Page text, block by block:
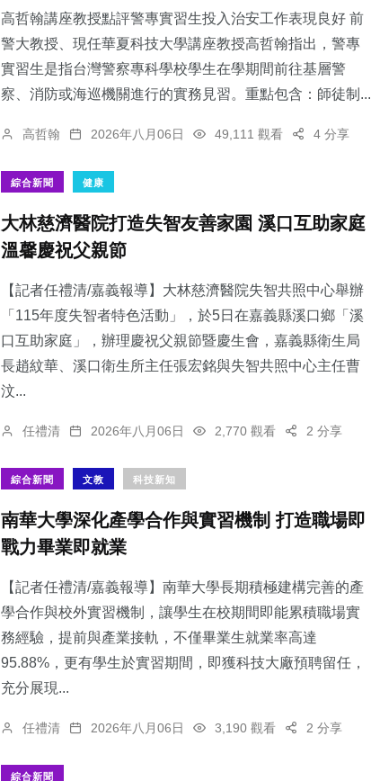
高哲翰講座教授點評警專實習生投入治安工作表現良好 前
警大教授、現任華夏科技大學講座教授高哲翰指出，警專
實習生是指台灣警察專科學校學生在學期間前往基層警
察、消防或海巡機關進行的實務見習。重點包含：師徒制...
高哲翰 2026年八月06日 49,111 觀看 4 分享
綜合新聞 健康
大林慈濟醫院打造失智友善家園 溪口互助家庭
溫馨慶祝父親節
【記者任禮清/嘉義報導】大林慈濟醫院失智共照中心舉辦
「115年度失智者特色活動」，於5日在嘉義縣溪口鄉「溪
口互助家庭」，辦理慶祝父親節暨慶生會，嘉義縣衛生局
長趙紋華、溪口衛生所主任張宏銘與失智共照中心主任曹
汶...
任禮清 2026年八月06日 2,770 觀看 2 分享
綜合新聞 文教 科技新知
南華大學深化產學合作與實習機制 打造職場即
戰力畢業即就業
【記者任禮清/嘉義報導】南華大學長期積極建構完善的產
學合作與校外實習機制，讓學生在校期間即能累積職場實
務經驗，提前與產業接軌，不僅畢業生就業率高達
95.88%，更有學生於實習期間，即獲科技大廠預聘留任，
充分展現...
任禮清 2026年八月06日 3,190 觀看 2 分享
綜合新聞
117+ 163+ 712
34+ 2+